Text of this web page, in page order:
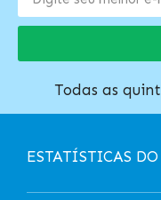
Todas as
ESTATÍSTICAS